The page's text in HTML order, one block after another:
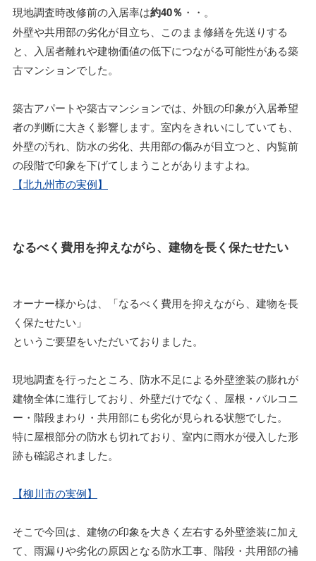
現地調査時改修前の入居率は約40％ ・・。
外壁や共用部の劣化が目立ち、このまま修繕を先送りする
と、入居者離れや建物価値の低下につながる可能性がある築
古マンションでした。
築古アパートや築古マンションでは、外観の印象が入居希望
者の判断に大きく影響します。室内をきれいにしていても、
外壁の汚れ、防水の劣化、共用部の傷みが目立つと、内覧前
の段階で印象を下げてしまうことがありますよね。
【北九州市の実例】
なるべく費用を抑えながら、建物を長く保たせたい
オーナー様からは、「なるべく費用を抑えながら、建物を長
く保たせたい」
というご要望をいただいておりました。
現地調査を行ったところ、防水不足による外壁塗装の膨れが
建物全体に進行しており、外壁だけでなく、屋根・バルコニ
ー・階段まわり・共用部にも劣化が見られる状態でした。
特に屋根部分の防水も切れており、室内に雨水が侵入した形
跡も確認されました。
【柳川市の実例】
そこで今回は、建物の印象を大きく左右する外壁塗装に加え
て、雨漏りや劣化の原因となる防水工事、階段・共用部の補